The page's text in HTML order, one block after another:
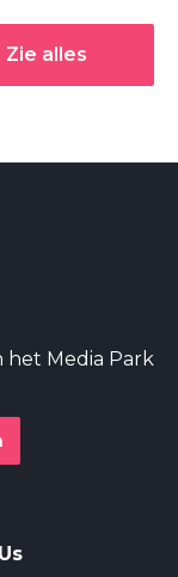
Zie alles
het Media Park